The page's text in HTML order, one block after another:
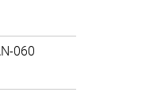
060